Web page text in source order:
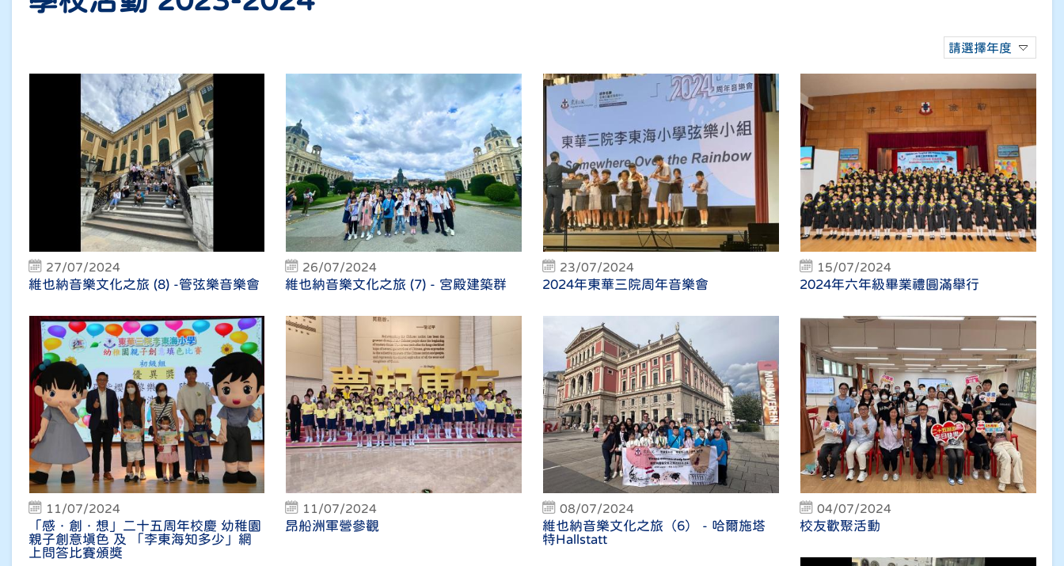
請選擇年度
27/07/2024
維也納音樂文化之旅 (8) -管弦樂音樂會
26/07/2024
維也納音樂文化之旅 (7) - 宮殿建築群
23/07/2024
2024年東華三院周年音樂會
15/07/2024
2024年六年級畢業禮圓滿舉行
11/07/2024
「感．創．想」二十五周年校慶 幼稚園
親子創意填色 及 「李東海知多少」網
上問答比賽頒獎
11/07/2024
昂船洲軍營參觀
08/07/2024
維也納音樂文化之旅（6） - 哈爾施塔
特Hallstatt
04/07/2024
校友歡聚活動